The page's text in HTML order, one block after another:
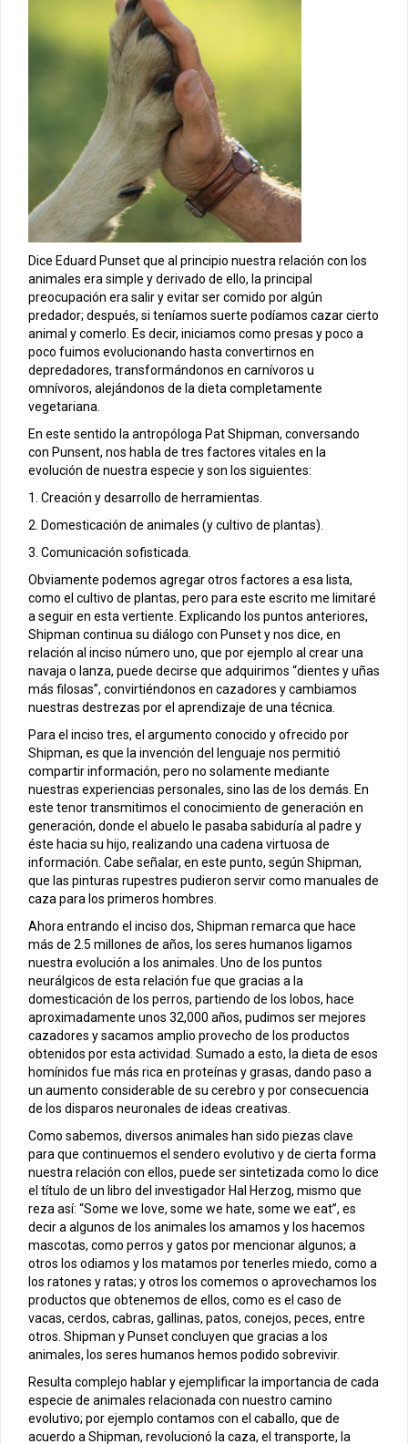
Dice Eduard Punset que al principio nuestra relación con los
animales era simple y derivado de ello, la principal
preocupación era salir y evitar ser comido por algún
predador; después, si teníamos suerte podíamos cazar cierto
animal y comerlo. Es decir, iniciamos como presas y poco a
poco fuimos evolucionando hasta convertirnos en
depredadores, transformándonos en carnívoros u
omnívoros, alejándonos de la dieta completamente
vegetariana.
En este sentido la antropóloga Pat Shipman, conversando
con Punsent, nos habla de tres factores vitales en la
evolución de nuestra especie y son los siguientes:
1. Creación y desarrollo de herramientas.
2. Domesticación de animales (y cultivo de plantas).
3. Comunicación sofisticada.
Obviamente podemos agregar otros factores a esa lista,
como el cultivo de plantas, pero para este escrito me limitaré
a seguir en esta vertiente. Explicando los puntos anteriores,
Shipman continua su diálogo con Punset y nos dice, en
relación al inciso número uno, que por ejemplo al crear una
navaja o lanza, puede decirse que adquirimos “dientes y uñas
más filosas”, convirtiéndonos en cazadores y cambiamos
nuestras destrezas por el aprendizaje de una técnica.
Para el inciso tres, el argumento conocido y ofrecido por
Shipman, es que la invención del lenguaje nos permitió
compartir información, pero no solamente mediante
nuestras experiencias personales, sino las de los demás. En
este tenor transmitimos el conocimiento de generación en
generación, donde el abuelo le pasaba sabiduría al padre y
éste hacia su hijo, realizando una cadena virtuosa de
información. Cabe señalar, en este punto, según Shipman,
que las pinturas rupestres pudieron servir como manuales de
caza para los primeros hombres.
Ahora entrando el inciso dos, Shipman remarca que hace
más de 2.5 millones de años, los seres humanos ligamos
nuestra evolución a los animales. Uno de los puntos
neurálgicos de esta relación fue que gracias a la
domesticación de los perros, partiendo de los lobos, hace
aproximadamente unos 32,000 años, pudimos ser mejores
cazadores y sacamos amplio provecho de los productos
obtenidos por esta actividad. Sumado a esto, la dieta de esos
homínidos fue más rica en proteínas y grasas, dando paso a
un aumento considerable de su cerebro y por consecuencia
de los disparos neuronales de ideas creativas.
Como sabemos, diversos animales han sido piezas clave
para que continuemos el sendero evolutivo y de cierta forma
nuestra relación con ellos, puede ser sintetizada como lo dice
el título de un libro del investigador Hal Herzog, mismo que
reza así: “Some we love, some we hate, some we eat”, es
decir a algunos de los animales los amamos y los hacemos
mascotas, como perros y gatos por mencionar algunos; a
otros los odiamos y los matamos por tenerles miedo, como a
los ratones y ratas; y otros los comemos o aprovechamos los
productos que obtenemos de ellos, como es el caso de
vacas, cerdos, cabras, gallinas, patos, conejos, peces, entre
otros. Shipman y Punset concluyen que gracias a los
animales, los seres humanos hemos podido sobrevivir.
Resulta complejo hablar y ejemplificar la importancia de cada
especie de animales relacionada con nuestro camino
evolutivo; por ejemplo contamos con el caballo, que de
acuerdo a Shipman, revolucionó la caza, el transporte, la